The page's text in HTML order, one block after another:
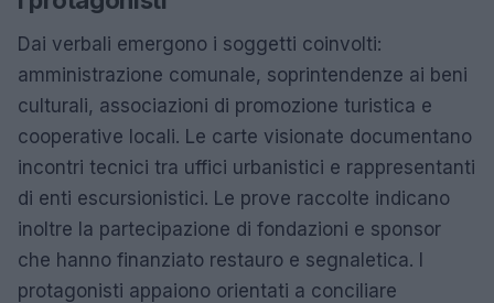
Dai verbali emergono i soggetti coinvolti:
amministrazione comunale, soprintendenze ai beni
culturali, associazioni di promozione turistica e
cooperative locali. Le carte visionate documentano
incontri tecnici tra uffici urbanistici e rappresentanti
di enti escursionistici. Le prove raccolte indicano
inoltre la partecipazione di fondazioni e sponsor
che hanno finanziato restauro e segnaletica. I
protagonisti appaiono orientati a conciliare